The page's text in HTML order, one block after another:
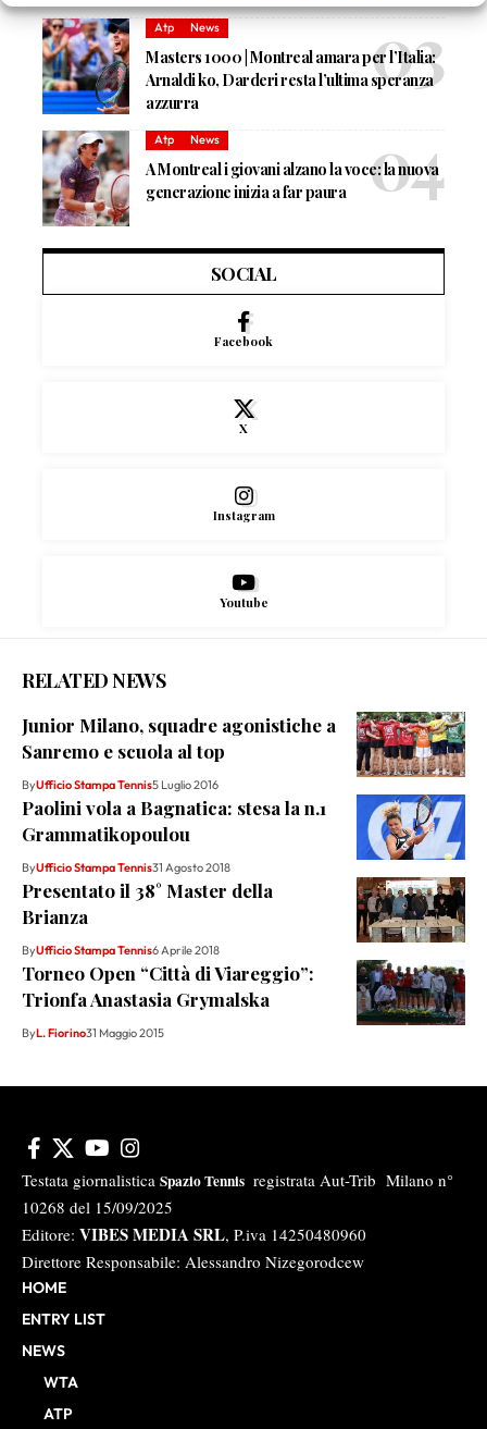
Atp News
Masters 1000 | Montreal amara per l’Italia:
Arnaldi ko, Darderi resta l’ultima speranza
azzurra
Atp News
A Montreal i giovani alzano la voce: la nuova
generazione inizia a far paura
SOCIAL
Facebook
X
Instagram
Youtube
RELATED NEWS
Junior Milano, squadre agonistiche a
Sanremo e scuola al top
ByUfficio Stampa Tennis5 Luglio 2016
Paolini vola a Bagnatica: stesa la n.1
Grammatikopoulou
ByUfficio Stampa Tennis31 Agosto 2018
Presentato il 38° Master della
Brianza
ByUfficio Stampa Tennis6 Aprile 2018
Torneo Open “Città di Viareggio”:
Trionfa Anastasia Grymalska
ByL. Fiorino31 Maggio 2015
Testata giornalistica Spazio Tennis registrata Aut-Trib Milano n°
10268 del 15/09/2025
Editore: VIBES MEDIA SRL, P.iva 14250480960
Direttore Responsabile: Alessandro Nizegorodcew
HOME
ENTRY LIST
NEWS
WTA
ATP